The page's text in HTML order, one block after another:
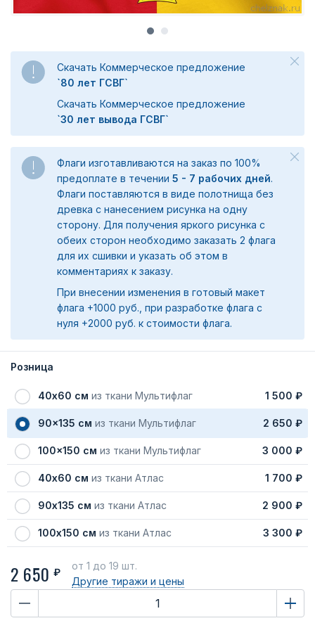
Скачать Коммерческое предложение
`80 лет ГСВГ`
Скачать Коммерческое предложение
`30 лет вывода ГСВГ`
Флаги изготавливаются на заказ по 100%
предоплате в течении 5 - 7 рабочих дней.
Флаги поставляются в виде полотнища без
древка с нанесением рисунка на одну
сторону. Для получения яркого рисунка с
обеих сторон необходимо заказать 2 флага
для их сшивки и указать об этом в
комментариях к заказу.
При внесении изменения в готовый макет
флага +1000 руб., при разработке флага с
нуля +2000 руб. к стоимости флага.
Розница
40х60 см из ткани Мультифлаг 1 500 ₽
90x135 см из ткани Мультифлаг 2 650 ₽
100x150 см из ткани Мультифлаг 3 000 ₽
40х60 см из ткани Атлас 1 700 ₽
90х135 см из ткани Атлас 2 900 ₽
100х150 см из ткани Атлас 3 300 ₽
2 650 ₽
от 1 до 19 шт.
Другие тиражи и цены